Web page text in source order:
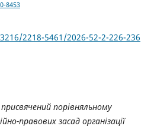
8453
2218-5461/2026-52-2-226-236
присвячений порівняльному
правових засад організації